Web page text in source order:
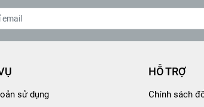
sử dụng
HỖ TRỢ
Chính sách